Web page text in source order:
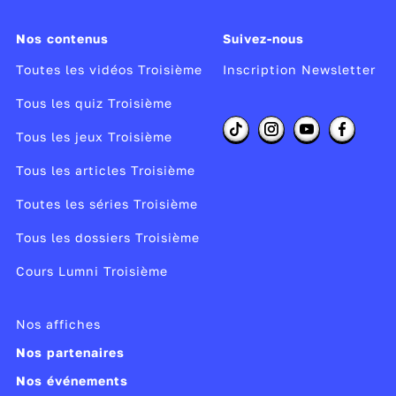
du XIX
siècle finissant à une
nostalgie. Une nostalgie qui fait tout le prix de
cette page toute en clair-obscur.
► Découvrez d'autres histoires autour de la
musiqueavec Chut.
Producteur :RTS, Toutlecontenu.com
Année de production :
Modifié le 09/09/24
Nos contenus
Toutes les vidéos Troisième
Tous les quiz Troisième
Tous les jeux Troisième
Tous les articles Troisième
Toutes les séries Troisième
Tous les dossiers Troisième
Cours Lumni Troisième
Suivez-nous
Inscription Newsletter
Nos affiches
Nos partenaires
Nos événements